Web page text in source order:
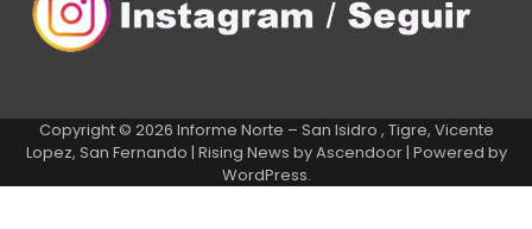
Copyright © 2026 Informe Norte – San Isidro , Tigre, Vicente
Lopez, San Fernando | Rising News byAscendoor| Powered by
WordPress.